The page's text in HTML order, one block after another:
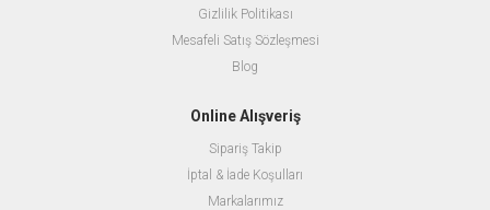
Gizlilik Politikası
Mesafeli Satış Sözleşmesi
Blog
Online Alışveriş
Sipariş Takip
İptal & İade Koşulları
Markalarımız